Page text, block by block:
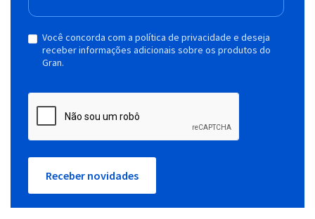
Você concorda com a política de privacidade e deseja
receber informações adicionais sobre os produtos do
Gran.
Receber novidades